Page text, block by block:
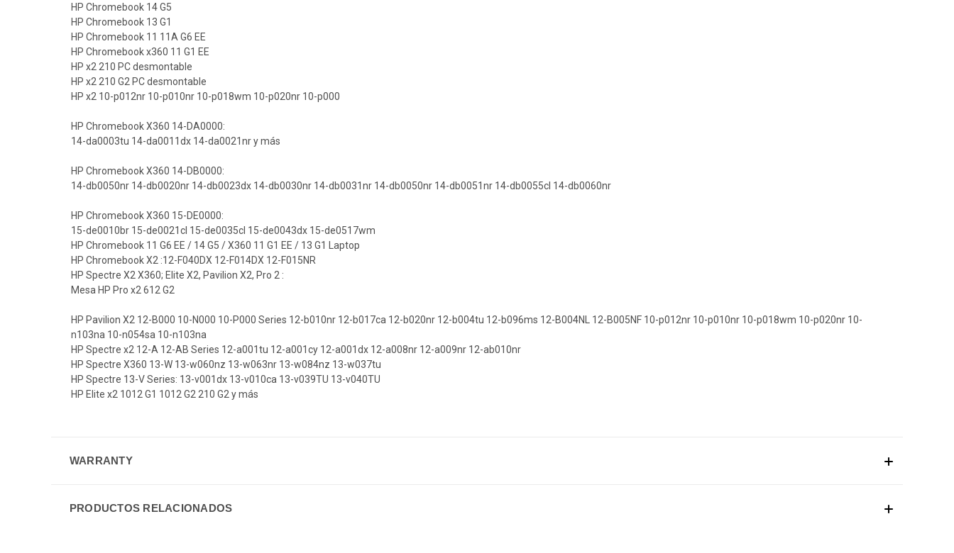
HP Chromebook 14 G5
HP Chromebook 13 G1
HP Chromebook 11 11A G6 EE
HP Chromebook x360 11 G1 EE
HP x2 210 PC desmontable
HP x2 210 G2 PC desmontable
HP x2 10-p012nr 10-p010nr 10-p018wm 10-p020nr 10-p000
HP Chromebook X360 14-DA0000:
14-da0003tu 14-da0011dx 14-da0021nr y más
HP Chromebook X360 14-DB0000:
14-db0050nr 14-db0020nr 14-db0023dx 14-db0030nr 14-db0031nr 14-db0050nr 14-db0051nr 14-db0055cl 14-db0060nr
HP Chromebook X360 15-DE0000:
15-de0010br 15-de0021cl 15-de0035cl 15-de0043dx 15-de0517wm
HP Chromebook 11 G6 EE / 14 G5 / X360 11 G1 EE / 13 G1 Laptop
HP Chromebook X2 :12-F040DX 12-F014DX 12-F015NR
HP Spectre X2 X360; Elite X2, Pavilion X2, Pro 2 :
Mesa HP Pro x2 612 G2
HP Pavilion X2 12-B000 10-N000 10-P000 Series 12-b010nr 12-b017ca 12-b020nr 12-b004tu 12-b096ms 12-B004NL 12-B005NF 10-p012nr 10-p010nr 10-p018wm 10-p020nr 10-
n103na 10-n054sa 10-n103na
HP Spectre x2 12-A 12-AB Series 12-a001tu 12-a001cy 12-a001dx 12-a008nr 12-a009nr 12-ab010nr
HP Spectre X360 13-W 13-w060nz 13-w063nr 13-w084nz 13-w037tu
HP Spectre 13-V Series: 13-v001dx 13-v010ca 13-v039TU 13-v040TU
HP Elite x2 1012 G1 1012 G2 210 G2 y más
WARRANTY
PRODUCTOS RELACIONADOS